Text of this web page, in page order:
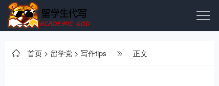
首页 > 留学党 > 写作tips 正文